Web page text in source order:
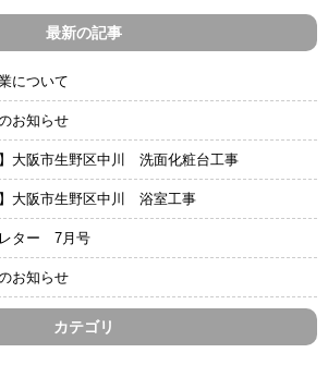
最新の記事
について
お知らせ
大阪市生野区中川 洗面化粧台工事
大阪市生野区中川 浴室工事
ター 7月号
お知らせ
カテゴリ